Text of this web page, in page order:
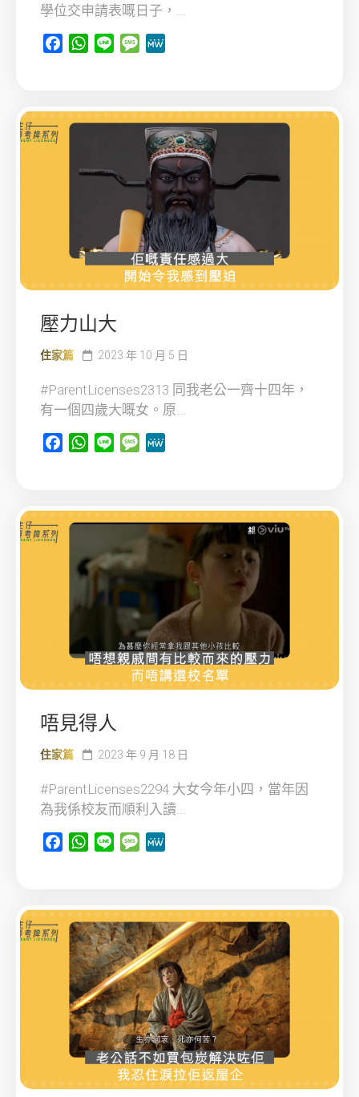
學位交申請表嘅日子，...
FacebookWhatsApp
Line Message
壓力山大
住家篇 2023 年 10 月 5 日
#ParentLicenses2313 同我老公一齊十四年，
有一個四歲大嘅女。原...
FacebookWhatsApp
Line Message
唔見得人
住家篇 2023 年 9 月 18 日
#ParentLicenses2294 大女今年小四，當年因
為我係校友而順利入讀...
FacebookWhatsApp
Line Message